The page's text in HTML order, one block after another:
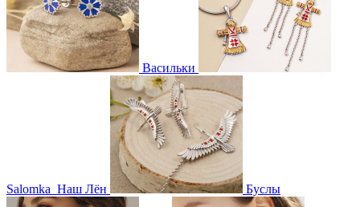
Васильки
Salomka Наш Лён Буслы